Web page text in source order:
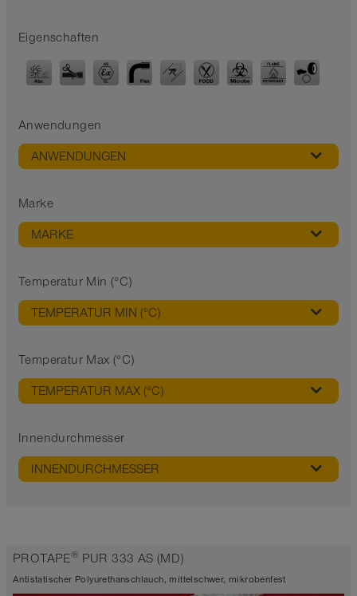
Eigenschaften
Anwendungen
ANWENDUNGEN
Marke
MARKE
Temperatur Min (°C)
TEMPERATUR MIN (°C)
Temperatur Max (°C)
TEMPERATUR MAX (°C)
Innendurchmesser
INNENDURCHMESSER
PROTAPE® PUR 333 AS (MD)
Antistatischer Polyurethanschlauch, mittelschwer, mikrobenfest